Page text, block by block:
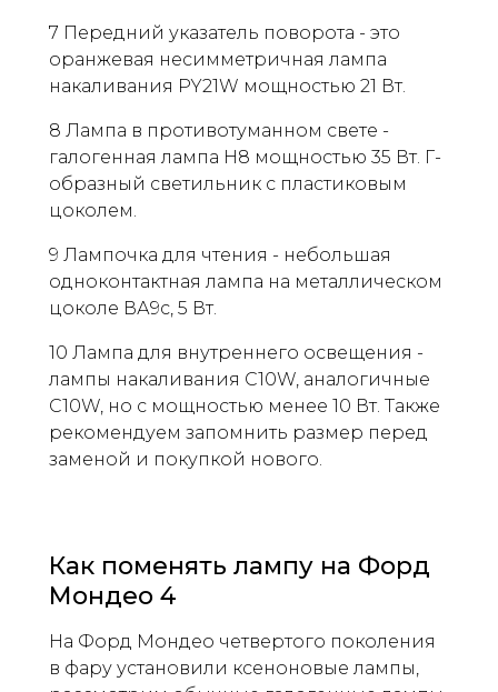
7 Передний указатель поворота - это
оранжевая несимметричная лампа
накаливания PY21W мощностью 21 Вт.
8 Лампа в противотуманном свете -
галогенная лампа H8 мощностью 35 Вт. Г-
образный светильник с пластиковым
цоколем.
9 Лампочка для чтения - небольшая
одноконтактная лампа на металлическом
цоколе ВА9с, 5 Вт.
10 Лампа для внутреннего освещения -
лампы накаливания C10W, аналогичные
C10W, но с мощностью менее 10 Вт. Также
рекомендуем запомнить размер перед
заменой и покупкой нового.
Как поменять лампу на Форд
Мондео 4
На Форд Мондео четвертого поколения
в фару установили ксеноновые лампы,